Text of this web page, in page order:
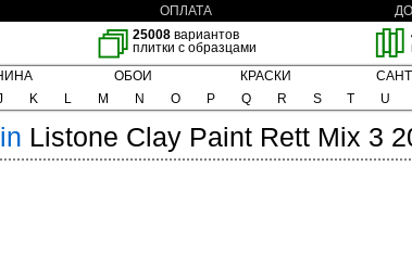
ОПЛАТА
25008 вариантов
плитки с образцами
ОБОИ КРАСКИ
K L M N O P Q R S T U
Listone Clay Paint Rett Mix 3